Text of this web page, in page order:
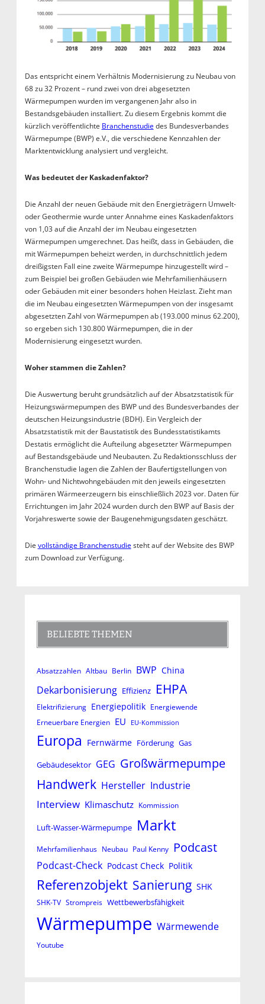
Das entspricht einem Verhältnis Modernisierung zu Neubau von
68 zu 32 Prozent – rund zwei von drei abgesetzten
Wärmepumpen wurden im vergangenen Jahr also in
Bestandsgebäuden installiert. Zu diesem Ergebnis kommt die
kürzlich veröffentlichte Branchenstudiedes Bundesverbandes
Wärmepumpe (BWP) e.V., die verschiedene Kennzahlen der
Marktentwicklung analysiert und vergleicht.
Was bedeutet der Kaskadenfaktor?
Die Anzahl der neuen Gebäude mit den Energieträgern Umwelt-
oder Geothermie wurde unter Annahme eines Kaskadenfaktors
von 1,03 auf die Anzahl der im Neubau eingesetzten
Wärmepumpen umgerechnet. Das heißt, dass in Gebäuden, die
mit Wärmepumpen beheizt werden, in durchschnittlich jedem
dreißigsten Fall eine zweite Wärmepumpe hinzugestellt wird –
zum Beispiel bei großen Gebäuden wie Mehrfamilienhäusern
oder Gebäuden mit einer besonders hohen Heizlast. Zieht man
die im Neubau eingesetzten Wärmepumpen von der insgesamt
abgesetzten Zahl von Wärmepumpen ab (193.000 minus 62.200),
so ergeben sich 130.800 Wärmepumpen, die in der
Modernisierung eingesetzt wurden.
Woher stammen die Zahlen?
Die Auswertung beruht grundsätzlich auf der Absatzstatistik für
Heizungswärmepumpen des BWP und des Bundesverbandes der
deutschen Heizungsindustrie (BDH). Ein Vergleich der
Absatzstatistik mit der Baustatistik des Bundesstatistikamts
Destatis ermöglicht die Aufteilung abgesetzter Wärmepumpen
auf Bestandsgebäude und Neubauten. Zu Redaktionsschluss der
Branchenstudie lagen die Zahlen der Baufertigstellungen von
Wohn- und Nichtwohngebäuden mit den jeweils eingesetzten
primären Wärmeerzeugern bis einschließlich 2023 vor. Daten für
Errichtungen im Jahr 2024 wurden durch den BWP auf Basis der
Vorjahreswerte sowie der Baugenehmigungsdaten geschätzt.
Die vollständige Branchenstudiesteht auf der Website des BWP
zum Download zur Verfügung.
BELIEBTE THEMEN
Absatzzahlen Altbau Berlin BWP China
Dekarbonisierung Effizienz EHPA
Elektrifizierung Energiepolitik Energiewende
Erneuerbare Energien EU EU-Kommission
Europa Fernwärme Förderung Gas
Gebäudesektor GEG Großwärmepumpe
Handwerk Hersteller Industrie
Interview Klimaschutz Kommission
Luft-Wasser-Wärmepumpe Markt
Mehrfamilienhaus Neubau Paul Kenny Podcast
Podcast-Check Podcast Check Politik
Referenzobjekt Sanierung SHK
SHK-TV Strompreis Wettbewerbsfähigkeit
Wärmepumpe Wärmewende
Youtube